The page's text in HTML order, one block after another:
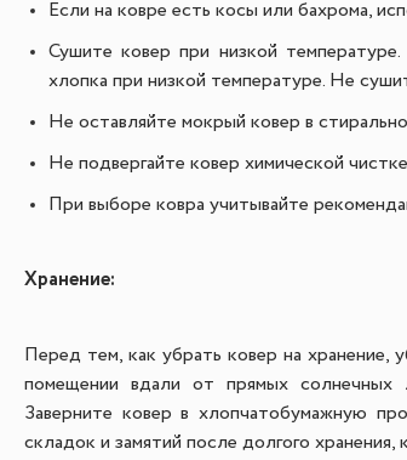
Если на ковре есть косы или бахрома,
Сушите ковер при низкой
хлопка при низкой температуре. Не
Не оставляйте мокрый ковер в
Не подвергайте ковер химической
При выборе ковра учитывайте
Хранение:
Перед тем, как убрать ковер на
помещении вдали от прямых солнечных
Заверните ковер в хлопчатобумажную
складок и замятий после долгого хранения,